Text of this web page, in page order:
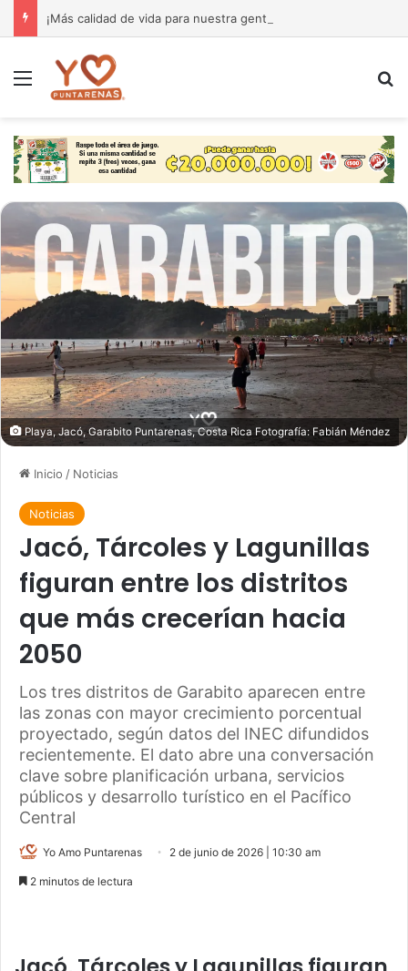
Menú
Playa, Jacó, Garabito Puntarenas, Costa Rica Fotografía: Fabián Méndez
Inicio / Noticias
Noticias
Jacó, Tárcoles y Lagunillas
figuran entre los distritos
que más crecerían hacia
2050
Los tres distritos de Garabito aparecen entre
las zonas con mayor crecimiento porcentual
proyectado, según datos del INEC difundidos
recientemente. El dato abre una conversación
clave sobre planificación urbana, servicios
públicos y desarrollo turístico en el Pacífico
Central
Yo Amo Puntarenas 2 de junio de 2026 | 10:30 am
2 minutos de lectura